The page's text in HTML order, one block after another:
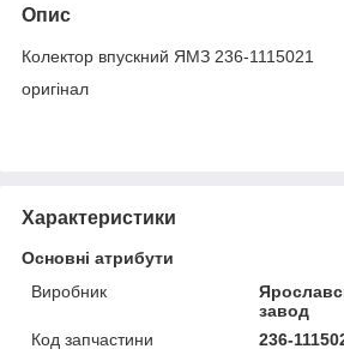
Опис
Колектор впускний ЯМЗ 236-1115021
оригінал
Характеристики
Основні атрибути
Виробник
завод
Код запчастини
236-